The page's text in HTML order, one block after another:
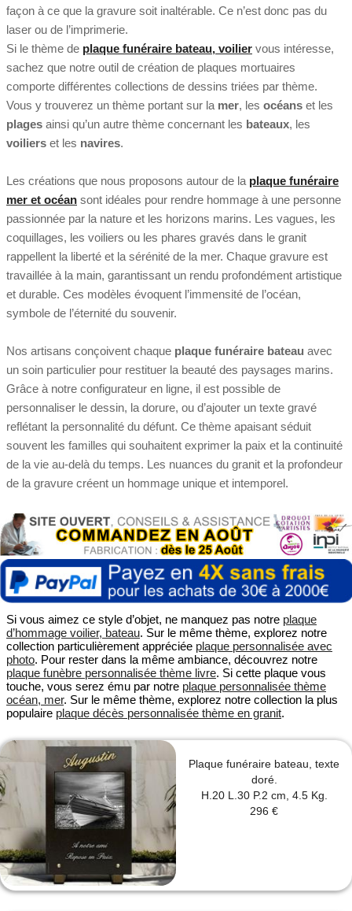
façon à ce que la gravure soit inaltérable. Ce n’est donc pas du
laser ou de l’imprimerie.
Si le thème de plaque funéraire bateau, voilier vous intéresse,
sachez que notre outil de création de plaques mortuaires
comporte différentes collections de dessins triées par thème.
Vous y trouverez un thème portant sur la mer, les océans et les
plages ainsi qu’un autre thème concernant les bateaux, les
voiliers et les navires.
Les créations que nous proposons autour de la plaque funéraire
mer et océan sont idéales pour rendre hommage à une personne
passionnée par la nature et les horizons marins. Les vagues, les
coquillages, les voiliers ou les phares gravés dans le granit
rappellent la liberté et la sérénité de la mer. Chaque gravure est
travaillée à la main, garantissant un rendu profondément artistique
et durable. Ces modèles évoquent l’immensité de l’océan,
symbole de l’éternité du souvenir.
Nos artisans conçoivent chaque plaque funéraire bateau avec
un soin particulier pour restituer la beauté des paysages marins.
Grâce à notre configurateur en ligne, il est possible de
personnaliser le dessin, la dorure, ou d’ajouter un texte gravé
reflétant la personnalité du défunt. Ce thème apaisant séduit
souvent les familles qui souhaitent exprimer la paix et la continuité
de la vie au-delà du temps. Les nuances du granit et la profondeur
de la gravure créent un hommage unique et intemporel.
Si vous aimez ce style d’objet, ne manquez pas notre plaque
d’hommage voilier, bateau. Sur le même thème, explorez notre
collection particulièrement appréciée plaque personnalisée avec
photo. Pour rester dans la même ambiance, découvrez notre
plaque funèbre personnalisée thème livre. Si cette plaque vous
touche, vous serez ému par notre plaque personnalisée thème
océan, mer. Sur le même thème, explorez notre collection la plus
populaire plaque décès personnalisée thème en granit.
Plaque funéraire bateau, texte
doré.
H.20 L.30 P.2 cm, 4.5 Kg.
296 €